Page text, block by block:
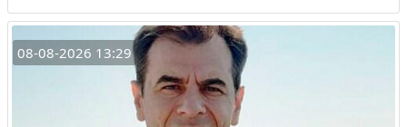
08-08-2026 13:29